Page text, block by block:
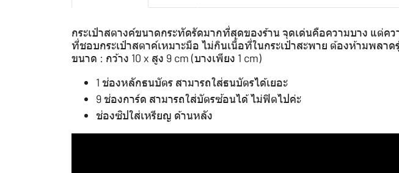
กระเป๋าสตางค์ขนาดกระทัดรัดมากที่สุดของร้าน จุดเด่นคือความบาง แต่
ที่ชอบกระเป๋าสตาค์เหมาะมือ ไม่กินเนื้อที่ในกระเป๋าสะพาย ต้องห้ามพลาด
ขนาด : กว้าง 10 x สูง 9 cm (บางเพียง 1 cm)
1 ช่องหลักธนบัตร สามารถใส่ธนบัตรได้เยอะ
9 ช่องการ์ด สามารถใส่บัตรซ้อนได้ ไม่ฟิตไปค่ะ
ช่องซิปใส่เหรียญ ด้านหลัง